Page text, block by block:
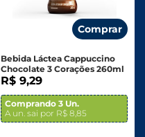
Comprar
Bebida Láctea Cappuccino
Chocolate 3 Corações 260ml
R$ 9,29
Comprando 3 Un.
A un. sai por R$ 8,85